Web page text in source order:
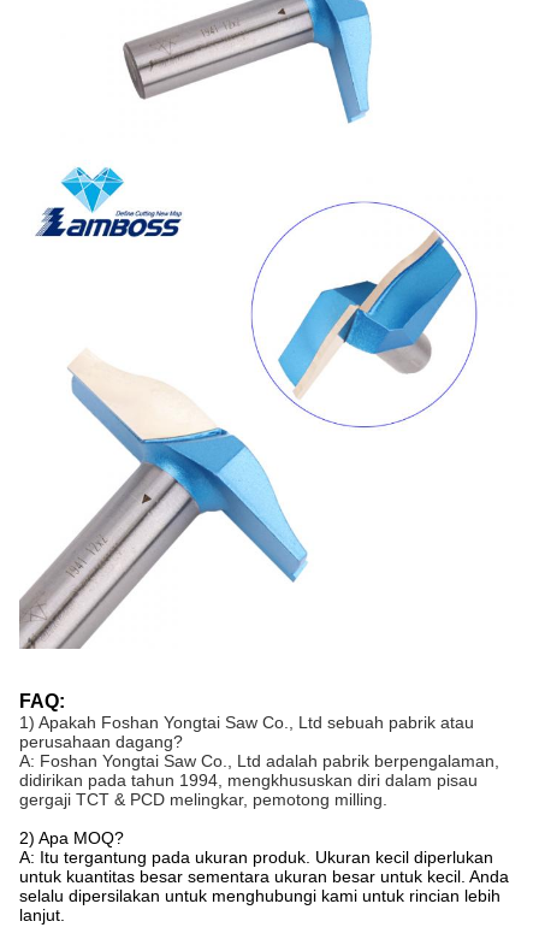
FAQ:
1) Apakah Foshan Yongtai Saw Co., Ltd sebuah pabrik atau
perusahaan dagang?
A: Foshan Yongtai Saw Co., Ltd adalah pabrik berpengalaman,
didirikan pada tahun 1994, mengkhususkan diri dalam pisau
gergaji TCT & PCD melingkar, pemotong milling.
2) Apa MOQ?
A: Itu tergantung pada ukuran produk. Ukuran kecil diperlukan
untuk kuantitas besar sementara ukuran besar untuk kecil. Anda
selalu dipersilakan untuk menghubungi kami untuk rincian lebih
lanjut.